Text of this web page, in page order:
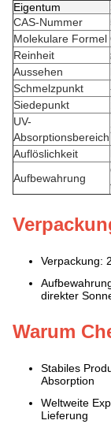
Eigentum
CAS-Nummer
Molekulare Formel
Reinheit
Aussehen
Schmelzpunkt
Siedepunkt
UV-
Absorptionsbereich
Auflöslichkeit
Aufbewahrung
Verpackung:
direkter
Warum
Stabiles
Absorption
Weltweite
Lieferung